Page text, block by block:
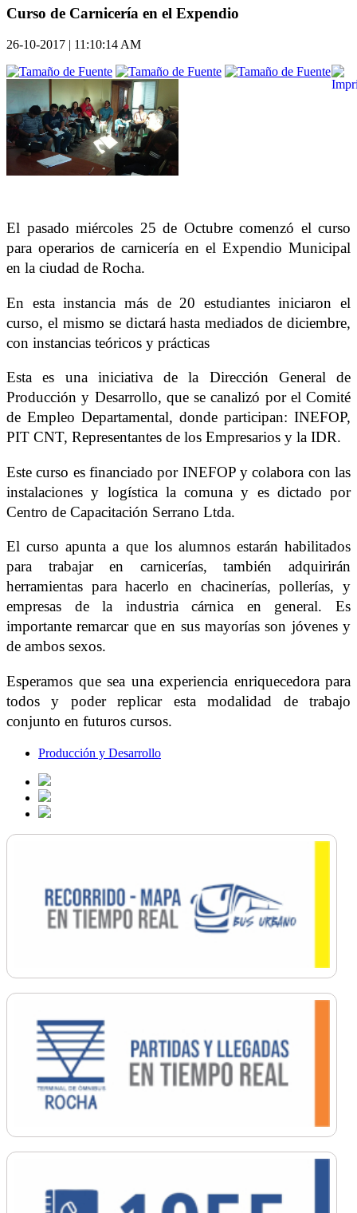
Curso de Carnicería en el Expendio
26-10-2017 | 11:10:14 AM
El pasado miércoles 25 de Octubre comenzó el curso
para operarios de carnicería en el Expendio Municipal
en la ciudad de Rocha.
En esta instancia más de 20 estudiantes iniciaron el
curso, el mismo se dictará hasta mediados de diciembre,
con instancias teóricos y prácticas
Esta es una iniciativa de la Dirección General de
Producción y Desarrollo, que se canalizó por el Comité
de Empleo Departamental, donde participan: INEFOP,
PIT CNT, Representantes de los Empresarios y la IDR.
Este curso es financiado por INEFOP y colabora con las
instalaciones y logística la comunay es dictado por
Centro de Capacitación Serrano Ltda.
El curso apunta a que los alumnos estarán habilitados
para trabajar en carnicerías, también adquirirán
herramientas para hacerlo en chacinerías, pollerías, y
empresas de la industria cárnica en general. Es
importante remarcar que en sus mayorías son jóvenes y
de ambos sexos.
Esperamos que sea una experiencia enriquecedora para
todos y poder replicar esta modalidad de trabajo
conjunto en futuros cursos.
Producción y Desarrollo